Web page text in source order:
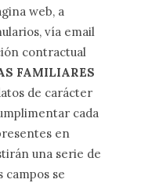
web, a
vía email
contractual
FAMILIARES
de carácter
cada
en
una serie de
campos se